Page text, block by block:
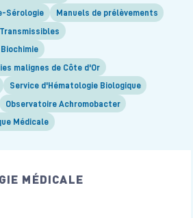
Sérologie Manuels de prélèvements
malignes de Côte d'Or
Service d'Hématologie Biologique
Observatoire Achromobacter
Médicale
MÉDICALE